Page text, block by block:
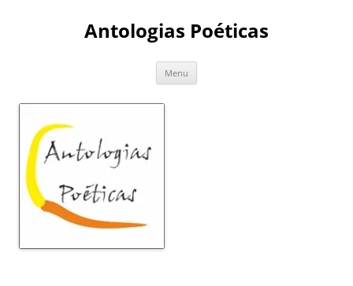
Antologias Poéticas
Menu